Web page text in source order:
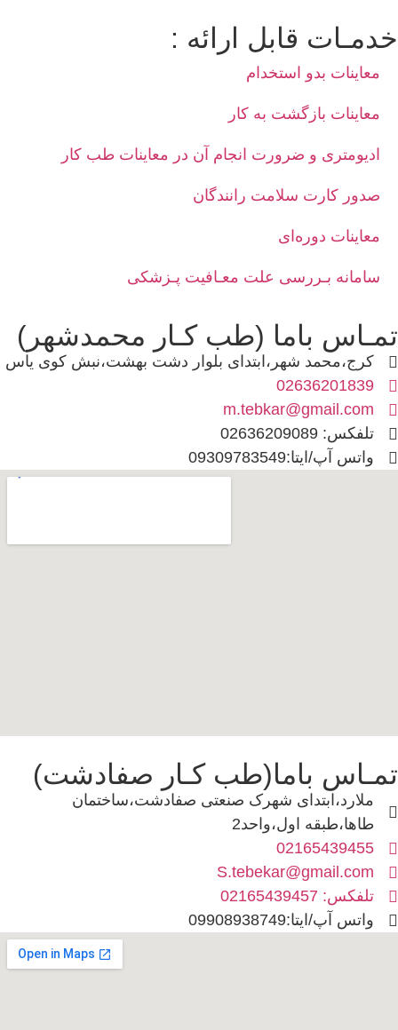
خدمـات قابل ارائه :
معاینات بدو استخدام
معاینات بازگشت به کار
ادیومتری و ضرورت انجام آن در معاینات طب کار
صدور کارت سلامت رانندگان
معاینات دوره‌ای
سامانه بـررسی علت معـافیت پـزشکی
تمـاس باما (طب کـار محمدشهر)
کرج،محمد شهر،ابتدای بلوار دشت بهشت،نبش کوی یاس
02636201839
m.tebkar@gmail.com
تلفکس: 02636209089
واتس آپ/ایتا:09309783549
تمـاس باما(طب کـار صفادشت)
ملارد،ابتدای شهرک صنعتی صفادشت،ساختمان
طاها،طبقه اول،واحد2
02165439455
S.tebekar@gmail.com
تلفکس: 02165439457
واتس آپ/ایتا:09908938749